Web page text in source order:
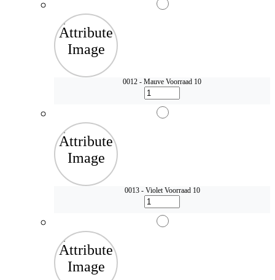
0012 - Mauve Voorraad 10
0013 - VioletVoorraad 10